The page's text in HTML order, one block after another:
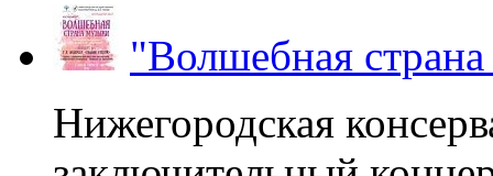
"Волшебная
Нижегородская